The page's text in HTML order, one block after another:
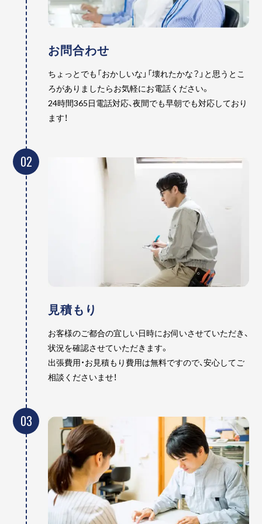
お問合わせ
ちょっとでも「おかしいな」「壊れたかな？」と思うとこ
ろがありましたらお気軽にお電話ください。
24時間365日電話対応、夜間でも早朝でも対応しており
ます！
02
見積もり
お客様のご都合の宜しい日時にお伺いさせていただき、
状況を確認させていただきます。
出張費用・お見積もり費用は無料ですので、安心してご
相談くださいませ！
03